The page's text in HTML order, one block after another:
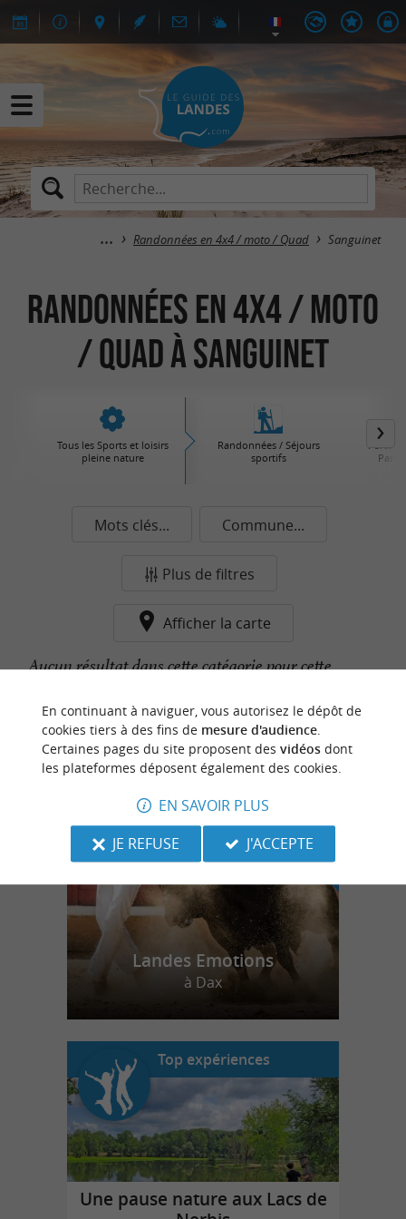
Randonnées en 4x4 / moto / Quad Sanguinet
Randonnées en 4x4 / moto
/ Quad à Sanguinet
Tous les Sports et loisirs
pleine nature
Randonnées / Séjours
sportifs
Parcs
Mots clés... Commune...
Plus de filtres
Afficher la carte
Aucun résultat dans cette catégorie pour cette
n
o
t
r
e
c
o
u
p
d
e
c
o
e
u
r
Landes Emotions
à Dax
Top expériences
Une pause nature aux Lacs de
En continuant à naviguer, vous autorisez le dépôt de
cookies tiers à des fins de mesure d'audience.
Certaines pages du site proposent des vidéosdont
les plateformes déposent également des cookies.
EN SAVOIR PLUS
JE REFUSE
J'ACCEPTE